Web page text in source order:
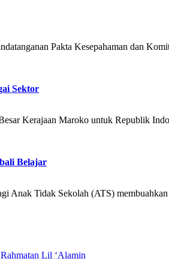
Pakta Kesepahaman dan
Sektor
Kerajaan Maroko untuk Republik
Belajar
Tidak Sekolah (ATS)